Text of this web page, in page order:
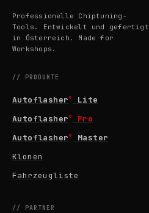
Professionelle Chiptuning-
Tools. Entwickelt und gefertigt
in Österreich. Made for
Workshops.
// PRODUKTE
Autoflasher ®
Lite
Autoflasher ®
Pro
Autoflasher ®
Master
Klonen
Fahrzeugliste
// PARTNER